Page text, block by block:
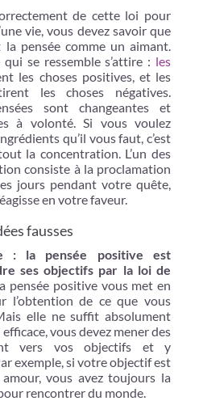
de cette loi pour
vie, vous devez savoir que
pensée comme un aimant.
se ressemble s’attire : les
les choses positives, et les
les choses négatives.
sont changeantes et
à volonté. Si vous voulez
qu’il vous faut, c’est
la concentration. L’un des
consiste à la proclamation
jours pendant votre quête,
en votre faveur.
fausses
: la pensée positive est
ses objectifs par la loi de
pensée positive vous met en
l’obtention de ce que vous
elle ne suffit absolument
vous devez mener des
vers vos objectifs et y
exemple, si votre objectif est
vous avez toujours la
rencontrer du monde.